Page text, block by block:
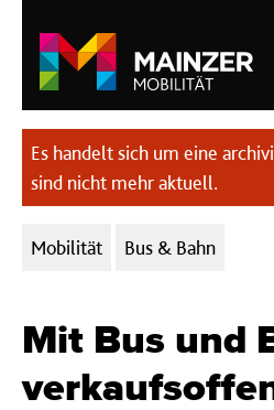
Es handelt sich um eine
sind nicht mehr aktuell.
Kategorien:
Mobilität
Bus & Bahn
Mit Bus und